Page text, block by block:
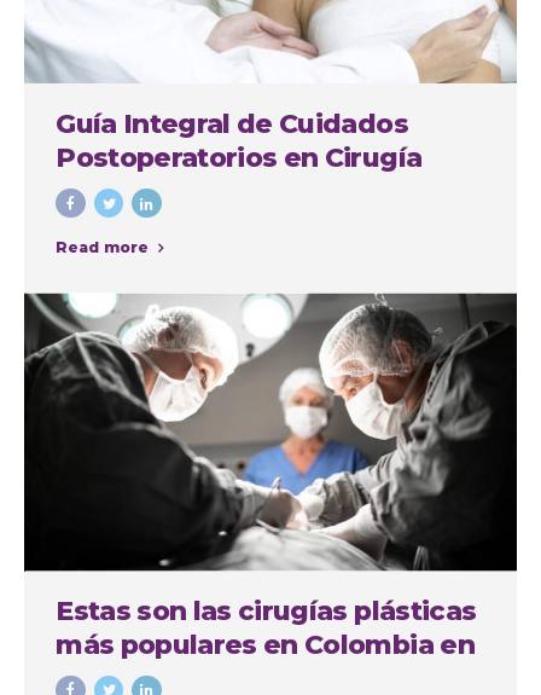
Guía Integral de Cuidados
Postoperatorios en Cirugía
Plástica
Read more
Estas son las cirugías plásticas
más populares en Colombia en
el último año